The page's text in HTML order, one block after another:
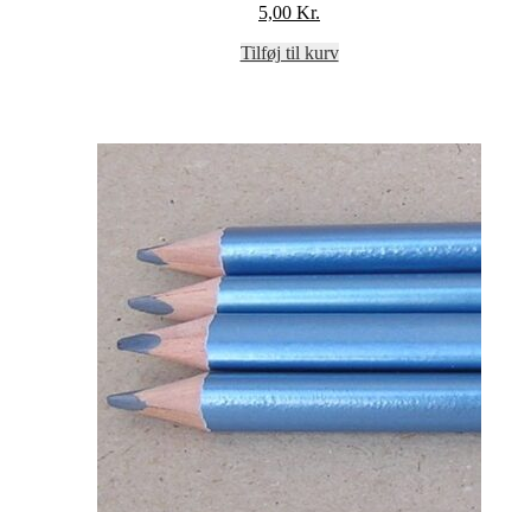
5,00 Kr.
Tilføj til kurv